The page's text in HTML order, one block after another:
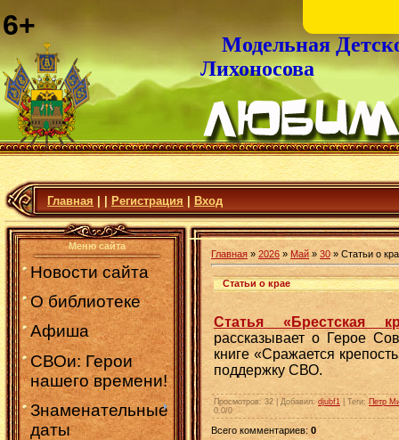
6+
Модельная
Лихоносова
Главная Регистрация Вход
Меню сайта
Новости сайта
О библиотеке
Афиша
СВОи: Герои
нашего времени!
Знаменательные
даты
Главная » 2026 » Май » 30 » Статьи о
Статьи о крае
Статья «Брестская
рассказывает о Герое
книге «Сражается
поддержку СВО.
Просмотров: 32 Добавил: djubf1 Теги: Петр
0.0/0
Всего комментариев: 0